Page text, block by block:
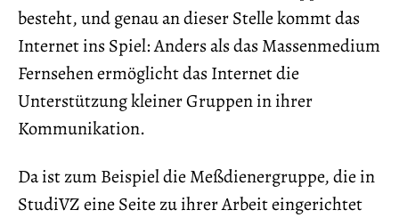
besteht, und genau an dieser Stelle kommt das
Internet ins Spiel: Anders als das Massenmedium
Fernsehen ermöglicht das Internet die
Unterstützung kleiner Gruppen in ihrer
Kommunikation.
Da ist zum Beispiel die Meßdienergruppe, die in
StudiVZ eine Seite zu ihrer Arbeit eingerichtet